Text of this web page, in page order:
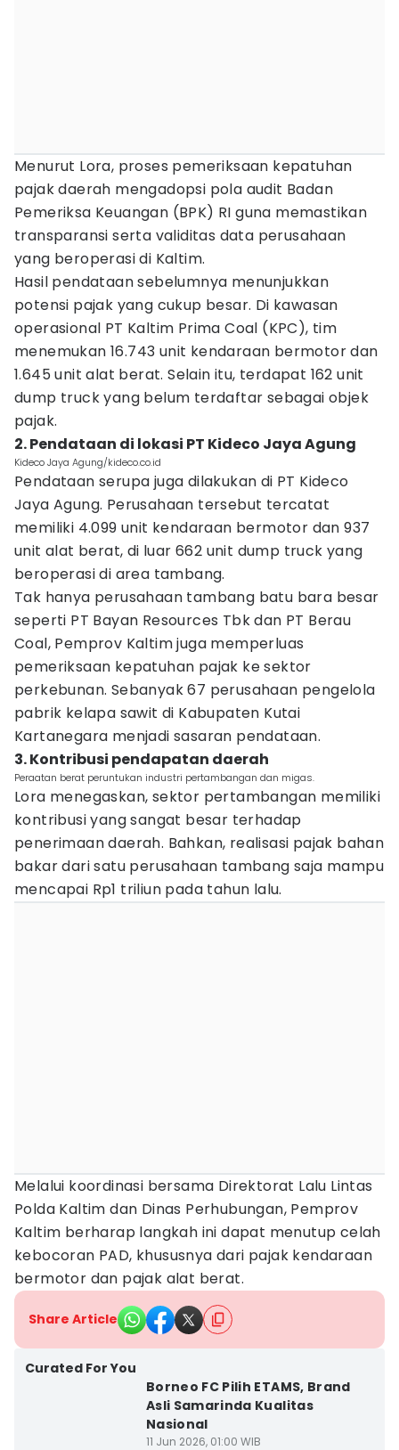
Menurut Lora, proses pemeriksaan kepatuhan
pajak daerah mengadopsi pola audit Badan
Pemeriksa Keuangan (BPK) RI guna memastikan
transparansi serta validitas data perusahaan
yang beroperasi di Kaltim.
Hasil pendataan sebelumnya menunjukkan
potensi pajak yang cukup besar. Di kawasan
operasional PT Kaltim Prima Coal (KPC), tim
menemukan 16.743 unit kendaraan bermotor dan
1.645 unit alat berat. Selain itu, terdapat 162 unit
dump truck yang belum terdaftar sebagai objek
pajak.
2. Pendataan di lokasi PT Kideco Jaya Agung
Kideco Jaya Agung/kideco.co.id
Pendataan serupa juga dilakukan di PT Kideco
Jaya Agung. Perusahaan tersebut tercatat
memiliki 4.099 unit kendaraan bermotor dan 937
unit alat berat, di luar 662 unit dump truck yang
beroperasi di area tambang.
Tak hanya perusahaan tambang batu bara besar
seperti PT Bayan Resources Tbk dan PT Berau
Coal, Pemprov Kaltim juga memperluas
pemeriksaan kepatuhan pajak ke sektor
perkebunan. Sebanyak 67 perusahaan pengelola
pabrik kelapa sawit di Kabupaten Kutai
Kartanegara menjadi sasaran pendataan.
3. Kontribusi pendapatan daerah
Peraatan berat peruntukan industri pertambangan dan migas.
Lora menegaskan, sektor pertambangan memiliki
kontribusi yang sangat besar terhadap
penerimaan daerah. Bahkan, realisasi pajak bahan
bakar dari satu perusahaan tambang saja mampu
mencapai Rp1 triliun pada tahun lalu.
Melalui koordinasi bersama Direktorat Lalu Lintas
Polda Kaltim dan Dinas Perhubungan, Pemprov
Kaltim berharap langkah ini dapat menutup celah
kebocoran PAD, khususnya dari pajak kendaraan
bermotor dan pajak alat berat.
Share Article
Curated For You
Borneo FC Pilih ETAMS, Brand
Asli Samarinda Kualitas
Nasional
11 Jun 2026, 01:00 WIB